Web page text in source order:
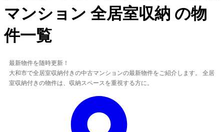
マンション 全居室収納 の物
件一覧
最新物件を随時更新！
大和市で全居室収納付きの中古マンションの最新物件をご紹介します。 全居
室収納付きの物件は、収納スペースを重視する方に。